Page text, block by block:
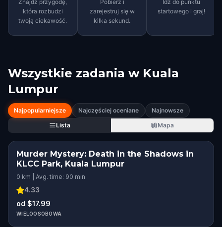
Znajdź przygodę,
która rozbudzi
twoją ciekawość.
Pobierz i
zarejestruj się w
kilka sekund.
Idź do punktu
startowego i graj!
Wszystkie zadania w Kuala
Lumpur
Najpopularniejsze Najczęściej oceniane
Najnowsze
Lista
Mapa
Murder Mystery: Death in the Shadows in
KLCC Park, Kuala Lumpur
0 km | Avg. time: 90 min
4.33
od $17.99
WIELOOSOBOWA